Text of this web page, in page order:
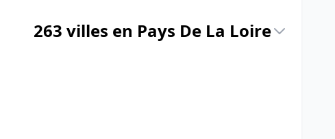
263 villes en Pays De La Loire